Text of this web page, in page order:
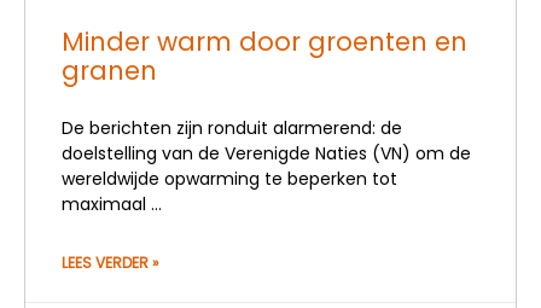
Minder warm door groenten en
granen
De berichten zijn ronduit alarmerend: de
doelstelling van de Verenigde Naties (VN) om de
wereldwijde opwarming te beperken tot
maximaal
LEES VERDER »